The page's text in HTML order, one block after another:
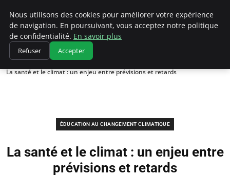
Climatedebtagents
Accueil
Éducation au changement climatique
La santé et le climat : un enjeu entre prévisions et retards
ÉDUCATION AU CHANGEMENT CLIMATIQUE
La santé et le climat : un enjeu entre
prévisions et retards
Nous utilisons des cookies pour améliorer votre expérience
de navigation. En poursuivant, vous acceptez notre politique
de confidentialité. En savoir plus
Refuser Accepter